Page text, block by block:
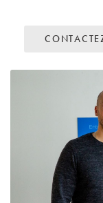
chimiques. EN